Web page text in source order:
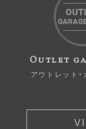
Outlet
アウトレット